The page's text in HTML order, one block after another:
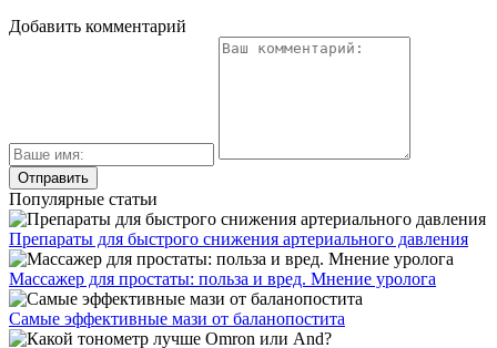
Добавить комментарий
Популярные статьи
Препараты для быстрого снижения артериального давления
Массажер для простаты: польза и вред. Мнение уролога
Самые эффективные мази от баланопостита